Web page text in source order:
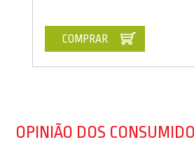
COMPRAR
OPINIÃO DOS